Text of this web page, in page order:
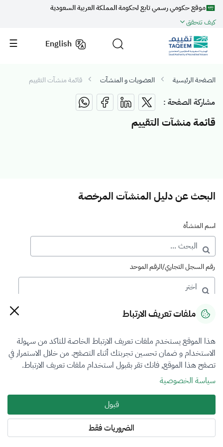
موقع حكومي رسمي تابع لحكومة المملكة العربية السعودية
كيف تتحقق
English
الصفحة الرئيسية العضويات و المنشآت قائمة منشآت التقييم
مشاركة الصفحة :
قائمة منشآت التقييم
البحث عن دليل المنشآت المرخصة
اسم المنشأة
رقم السجل التجاري/الرقم الموحد
رقم الترخيص
التصنيف
VFR1
فرع التقييم
ملفات تعريف الارتباط
هذا الموقع يستخدم ملفات تعريف الارتباط الخاصة للتاكد من سهولة
الاستخدام و ضمان تحسين تجربتك أثناء التصفح. من خلال الاستمرار في
تصفح هذا الموقع, فانك تقر بقبول استخدام ملفات تعريف الارتباط.
سياسة الخصوصية
قبول
الضروريات فقط